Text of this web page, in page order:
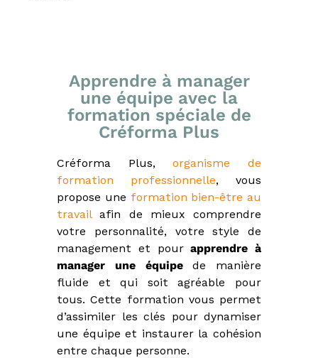
Apprendre à manager
une équipe avec la
formation spéciale de
Créforma Plus
Créforma Plus,
organisme de
formation professionnelle, vous
propose une formation bien-être au
travailafin de mieux comprendre
votre personnalité, votre style de
management et pourapprendre à
manager une équipede manière
fluide et qui soit agréable pour
tous. Cette formation vous permet
d’assimiler les clés pour dynamiser
une équipe et instaurer la cohésion
entre chaque personne.